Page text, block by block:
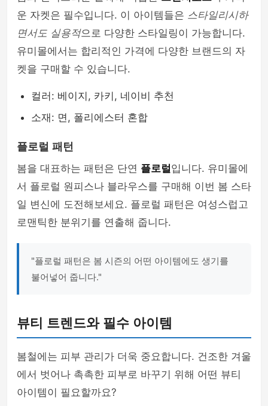
운 자켓은 필수입니다. 이 아이템들은 스타일리시하
면서도 실용적으로 다양한 스타일링이 가능합니다.
유미몰에서는 합리적인 가격에 다양한 브랜드의 자
켓을 구매할 수 있습니다.
컬러: 베이지, 카키, 네이비 추천
소재: 면, 폴리에스터 혼합
플로럴 패턴
봄을 대표하는 패턴은 단연 플로럴입니다. 유미몰에
서 플로럴 원피스나 블라우스를 구매해 이번 봄 스타
일 변신에 도전해보세요. 플로럴 패턴은 여성스럽고
로맨틱한 분위기를 연출해 줍니다.
"플로럴 패턴은 봄 시즌의 어떤 아이템에도 생기를
불어넣어 줍니다."
뷰티 트렌드와 필수 아이템
봄철에는 피부 관리가 더욱 중요합니다. 건조한 겨울
에서 벗어나 촉촉한 피부로 바꾸기 위해 어떤 뷰티
아이템이 필요할까요?